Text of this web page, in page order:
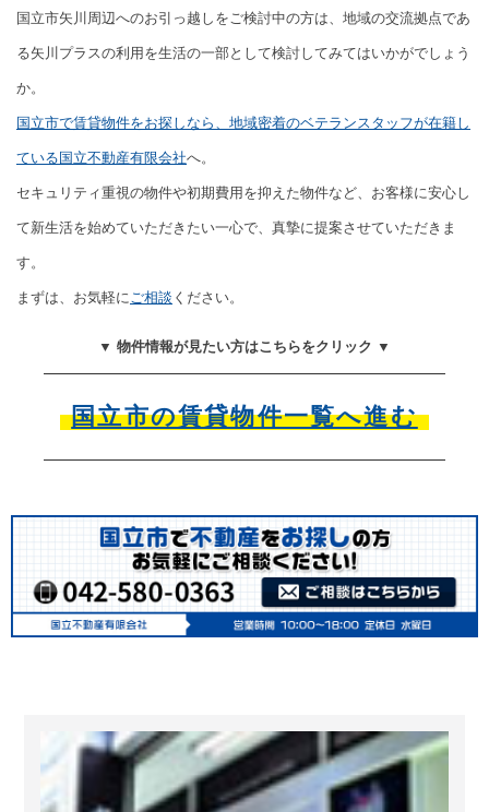
国立市矢川周辺へのお引っ越しをご検討中の方は、地域の交流拠点であ
る矢川プラスの利用を生活の一部として検討してみてはいかがでしょう
か。
国立市で賃貸物件をお探しなら、地域密着のベテランスタッフが在籍し
ている国立不動産有限会社へ。
セキュリティ重視の物件や初期費用を抑えた物件など、お客様に安心し
て新生活を始めていただきたい一心で、真摯に提案させていただきま
す。
まずは、お気軽にご相談 ください。
▼ 物件情報が見たい方はこちらをクリック ▼
国立市の賃貸物件一覧へ進む